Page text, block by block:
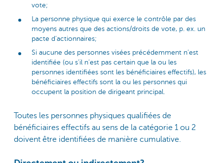
vote;
La personne physique qui exerce le contrôle par des
moyens autres que des actions/droits de vote, p. ex. un
pacte d’actionnaires;
Si aucune des personnes visées précédemment n’est
identifiée (ou s’il n’est pas certain que la ou les
personnes identifiées sont les bénéficiaires effectifs), les
bénéficiaires effectifs sont la ou les personnes qui
occupent la position de dirigeant principal.
Toutes les personnes physiques qualifiées de
bénéficiaires effectifs au sens de la catégorie 1 ou 2
doivent être identifiées de manière cumulative.